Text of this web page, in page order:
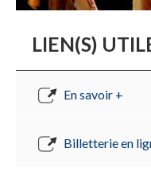
LIEN(S)
En savoir +
Billetterie en